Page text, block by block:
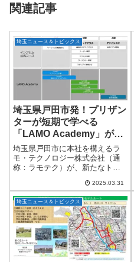
関連記事
埼玉ニュース＆トピックス
埼玉県戸田市発！プリザン
ターが短期で学べる
「LAMO Academy」が開
講、ローコード人材育成に
本腰
埼玉県戸田市に本社を構えるラ
モ・テクノロジー株式会社（通
称：ラモテク）が、新たなトレ
Academy（ラモアカデミー）」
をスタートさせました！このア
カデミーでは、ノーコード・ロ
ーコード開発ツ...
2025.03.31
埼玉ニュース＆トピックス